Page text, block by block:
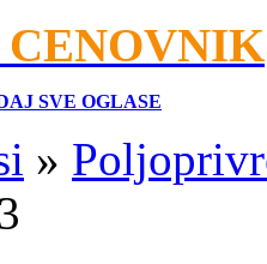
SVE OGLASE
»